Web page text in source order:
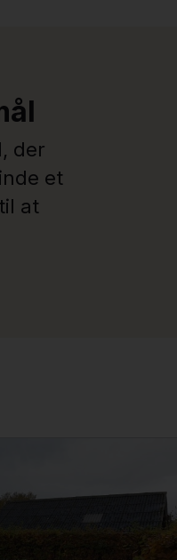
der
et
at